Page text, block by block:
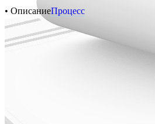
• ОписаниеПроцесс